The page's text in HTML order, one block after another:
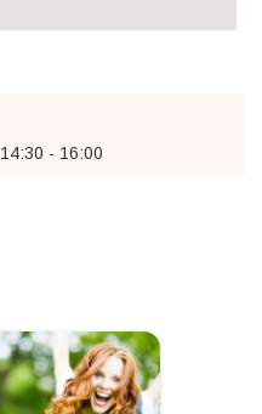
14:30 - 16:00